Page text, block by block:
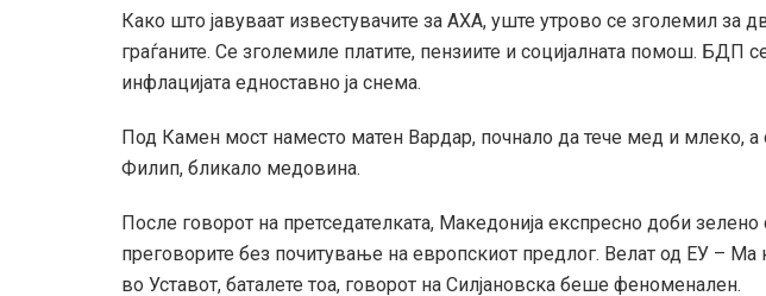
Како што јавуваат известувачите за АХА, уште утрово се зголемил за
граѓаните. Се зголемиле платите, пензиите и социјалната помош. БДП
инфлацијата едноставно ја снема.
Под Камен мост наместо матен Вардар, почнало да тече мед и млеко, а
Филип, бликало медовина.
После говорот на претседателката, Македонија експресно доби
преговорите без почитување на европскиот предлог. Велат од ЕУ –
во Уставот, баталете тоа, говорот на Силјановска беше феноменален.